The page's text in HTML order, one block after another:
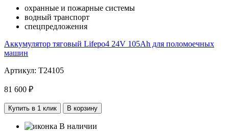
охранные и пожарные системы
водный транспорт
спецпредложения
Аккумулятор тяговый Lifepo4 24V 105Ah для поломоечных
машин
Артикул: T24105
81 600 ₽
Купить в 1 клик В корзину
В наличии